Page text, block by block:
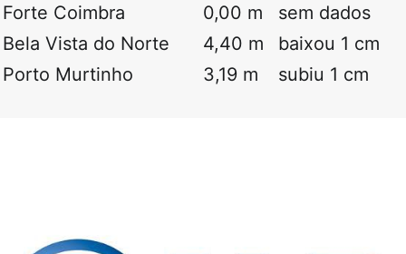
Forte Coimbra
0,00 m
sem dados
Bela Vista do Norte
4,40 m
baixou 1 cm
Porto Murtinho
3,19 m subiu 1 cm